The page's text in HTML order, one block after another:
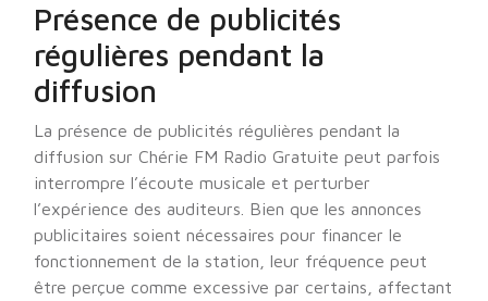
Présence de publicités
régulières pendant la
diffusion
La présence de publicités régulières pendant la
diffusion sur Chérie FM Radio Gratuite peut parfois
interrompre l’écoute musicale et perturber
l’expérience des auditeurs. Bien que les annonces
publicitaires soient nécessaires pour financer le
fonctionnement de la station, leur fréquence peut
être perçue comme excessive par certains, affectant